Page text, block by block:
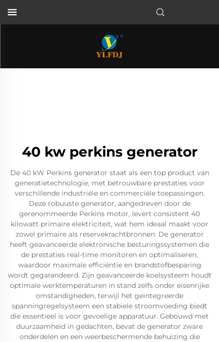
40 kw perkins generator
De 40 kW Perkins generator staat als een top product van
generatietechnologie, met betrouwbare prestaties voor
verschillende industriële en commerciële toepassingen.
Deze robuuste generator, aangedreven door de
gerenommeerde Perkins motor, levert consistent 40
kilowatt primaire elektriciteit, wat hem ideaal maakt voor
zowel primaire als reservekrachtbronnen. De generator
heeft geavanceerde elektronische besturingssystemen die
de prestaties real-time monitoren en optimaliseren,
waardoor maximale efficiëntie en brandstofbesparing
wordt gegarandeerd. Zijn geavanceerde koelsysteem houdt
optimale werktemperaturen in stand zelfs onder eisenrijke
omstandigheden, terwijl het geïntegreerde
spanningregelsysteem een stabiele stroomvoeding biedt
die essentieel is voor gevoelige apparatuur. Gebouwd met
duurzaamheid in gedachten, bevat de generator zware
onderdelen en een weerbeschermende behuizing die